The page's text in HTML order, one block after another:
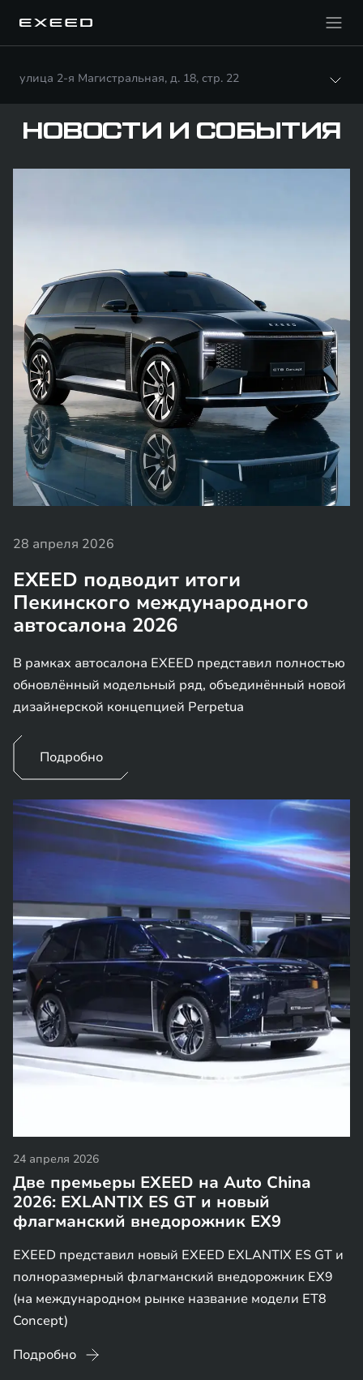
улица 2-я Магистральная, д. 18, стр. 22
НОВОСТИ И СОБЫТИЯ
28 апреля 2026
EXEED подводит итоги
Пекинского международного
автосалона 2026
В рамках автосалона EXEED представил полностью
обновлённый модельный ряд, объединённый новой
дизайнерской концепцией Perpetua
Подробно
24 апреля 2026
Две премьеры EXEED на Auto China
2026: EXLANTIX ES GT и новый
флагманский внедорожник EX9
EXEED представил новый EXEED EXLANTIX ES GT и
полноразмерный флагманский внедорожник EX9
(на международном рынке название модели ET8
Concept)
Подробно